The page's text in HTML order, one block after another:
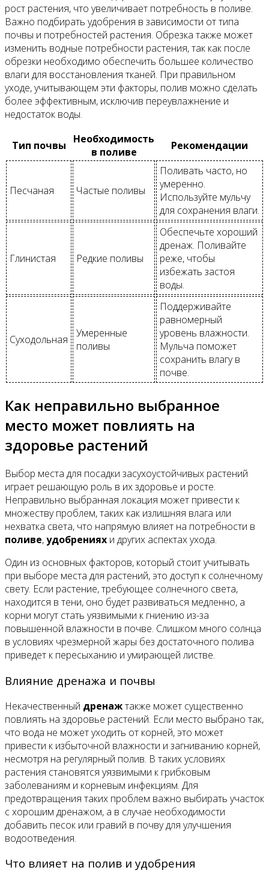
рост растения, что увеличивает потребность в поливе.
Важно подбирать удобрения в зависимости от типа
почвы и потребностей растения. Обрезка также может
изменить водные потребности растения, так как после
обрезки необходимо обеспечить большее количество
влаги для восстановления тканей. При правильном
уходе, учитывающем эти факторы, полив можно сделать
более эффективным, исключив переувлажнение и
недостаток воды.
Тип почвы
Необходимость
в поливе
Рекомендации
Песчаная Частые поливы
Поливать часто, но
умеренно.
Используйте мульчу
для сохранения влаги.
Глинистая Редкие поливы
Обеспечьте хороший
дренаж. Поливайте
реже, чтобы
избежать застоя
воды.
Суходольная
Умеренные
поливы
Поддерживайте
равномерный
уровень влажности.
Мульча поможет
сохранить влагу в
почве.
Как неправильно выбранное
место может повлиять на
здоровье растений
Выбор места для посадки засухоустойчивых растений
играет решающую роль в их здоровье и росте.
Неправильно выбранная локация может привести к
множеству проблем, таких как излишняя влага или
нехватка света, что напрямую влияет на потребности в
поливе,удобрениях и других аспектах ухода.
Один из основных факторов, который стоит учитывать
при выборе места для растений, это доступ к солнечному
свету. Если растение, требующее солнечного света,
находится в тени, оно будет развиваться медленно, а
корни могут стать уязвимыми к гниению из-за
повышенной влажности в почве. Слишком много солнца
в условиях чрезмерной жары без достаточного полива
приведет к пересыханию и умирающей листве.
Влияние дренажа и почвы
Некачественный дренажтакже может существенно
повлиять на здоровье растений. Если место выбрано так,
что вода не может уходить от корней, это может
привести к избыточной влажности и загниванию корней,
несмотря на регулярный полив. В таких условиях
растения становятся уязвимыми к грибковым
заболеваниям и корневым инфекциям. Для
предотвращения таких проблем важно выбирать участок
с хорошим дренажом, а в случае необходимости
добавить песок или гравий в почву для улучшения
водоотведения.
Что влияет на полив и удобрения